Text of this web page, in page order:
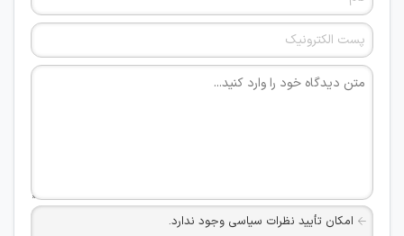
امکان تأیید نظرات سیاسی وجود ندارد.